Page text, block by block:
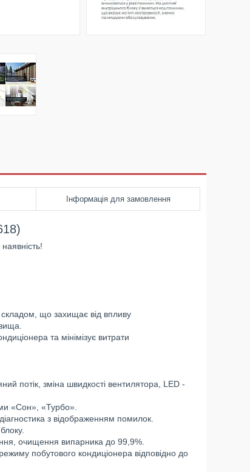
Інформація для замовлення
складом, що захищає від впливу
та мінімізує витрати
потік, зміна швидкості вентилятора, LED -
«Сон», «Турбо».
з відображенням помилок.
очищення випарника до 99,9%.
побутового кондиціонера відповідно до